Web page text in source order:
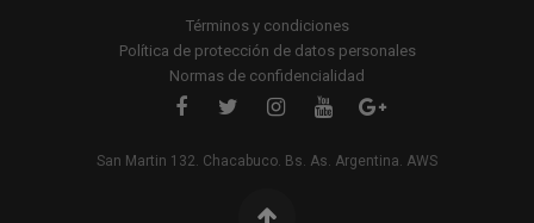
Términos y condiciones
Política de protección de datos personales
Normas de confidencialidad
San Martin 132. Chacabuco. Bs. As. Argentina. AWS